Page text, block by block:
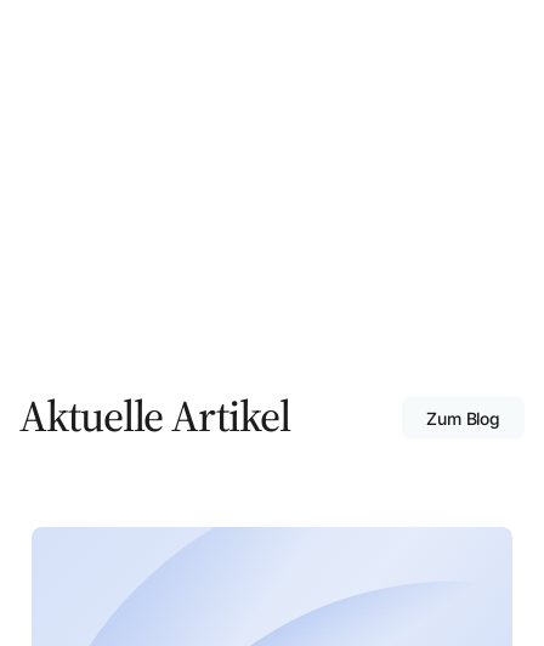
Aktuelle Artikel
Zum Blog